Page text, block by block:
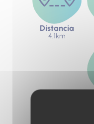
Distancia
4.1km